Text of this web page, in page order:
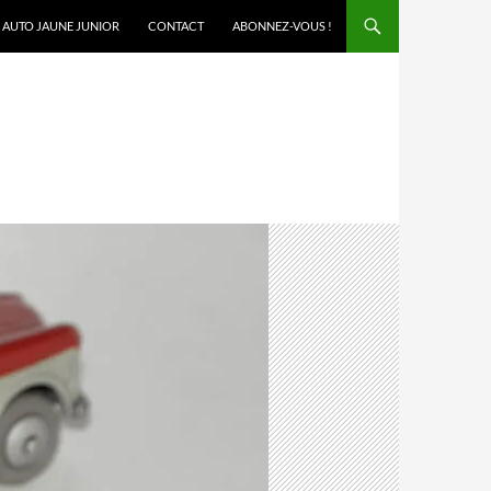
AUTO JAUNE JUNIOR CONTACT ABONNEZ-VOUS !